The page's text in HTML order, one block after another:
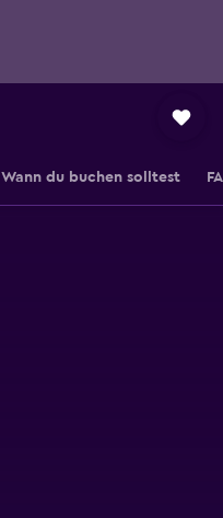
Wann du buchen solltest